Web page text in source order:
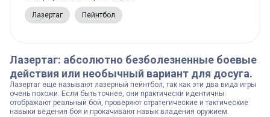
Лазертаг Пейнтбол
Лазертаг: абсолютно безболезненные боевые
действия или необычный вариант для досуга.
Лазертаг еще называют лазерный пейнтбол, так как эти два вида игры
очень похожи. Если быть точнее, они практически идентичны:
отображают реальный бой, проверяют стратегические и тактические
навыки ведения боя и прокачивают навык владения оружием.